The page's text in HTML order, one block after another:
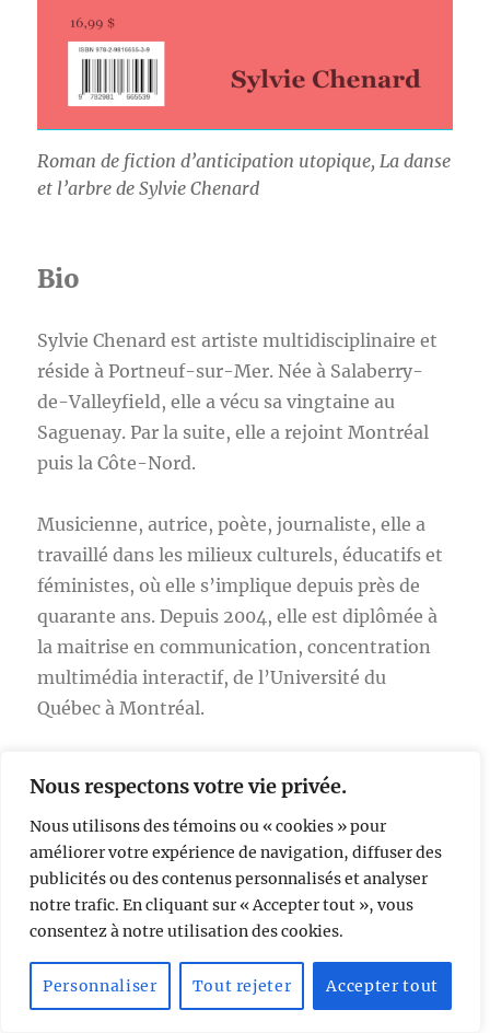
Nous respectons votre vie privée.
Nous utilisons des témoins ou « cookies » pour
améliorer votre expérience de navigation, diffuser des
publicités ou des contenus personnalisés et analyser
notre trafic. En cliquant sur « Accepter tout », vous
consentez à notre utilisation des cookies.
Personnaliser Tout rejeter Accepter tout
Roman de fiction d’anticipation utopique, La danse
et l’arbre de Sylvie Chenard
Bio
Sylvie Chenard est artiste multidisciplinaire et
réside à Portneuf-sur-Mer. Née à Salaberry-
de-Valleyfield, elle a vécu sa vingtaine au
Saguenay. Par la suite, elle a rejoint Montréal
puis la Côte-Nord.
Musicienne, autrice, poète, journaliste, elle a
travaillé dans les milieux culturels, éducatifs et
féministes, où elle s’implique depuis près de
quarante ans. Depuis 2004, elle est diplômée à
la maitrise en communication, concentration
multimédia interactif, de l’Université du
Québec à Montréal.
hybrides et engagées rassemblées sur son site,
Les projets de la baleineprojets d’exploration
amorcés dès 1989. Récemment elle a publié en
autoédition les livres,Écrits de la baleine, 1998-
2015 (2017) et
Les enfants d’Opéra stase
En 1994, elle a publié aux Éditions Triptyque le